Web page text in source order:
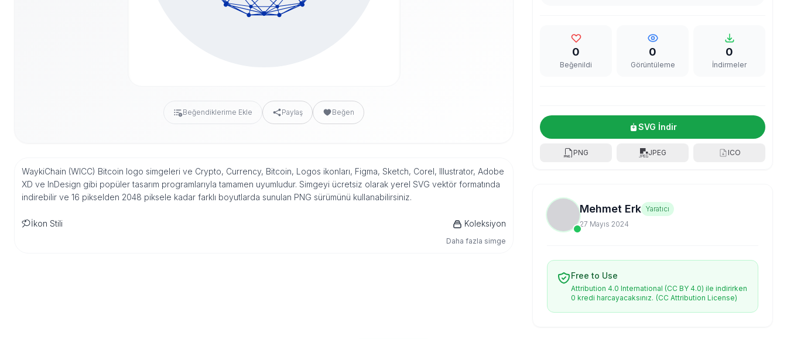
Beğendiklerime Ekle Paylaş Beğen
WaykiChain (WICC) Bitcoin logo simgeleri ve Crypto, Currency, Bitcoin, Logos ikonları, Figma, Sketch, Corel, Illustrator, Adobe
XD ve InDesign gibi popüler tasarım programlarıyla tamamen uyumludur. Simgeyi ücretsiz olarak yerel SVG vektör formatında
indirebilir ve 16 pikselden 2048 piksele kadar farklı boyutlarda sunulan PNG sürümünü kullanabilirsiniz.
İkon Stili Koleksiyon
Daha fazla simge
0
Beğenildi
0
Görüntüleme
0
İndirmeler
SVG İndir
PNG JPEG ICO
Mehmet Erk Yaratıcı
27 Mayıs 2024
Free to Use
Attribution 4.0 International (CC BY 4.0) ile indirirken
0 kredi harcayacaksınız. (CC Attribution License)